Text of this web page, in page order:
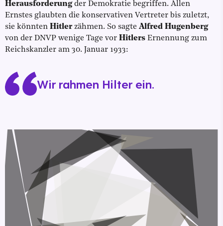
Herausforderungder Demokratie begriffen. Allen
Ernstes glaubten die konservativen Vertreter bis zuletzt,
sie könnten Hitlerzähmen. So sagte Alfred Hugenberg
von der DNVP wenige Tage vor Hitlers Ernennung zum
Reichskanzler am 30. Januar 1933:
Wir rahmen Hilter ein.